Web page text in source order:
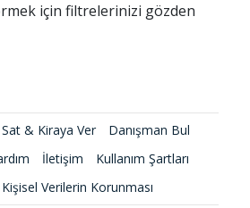
için filtrelerinizi gözden
Sat & Kiraya Ver
Danışman Bul
İletişim
Kullanım Şartları
Verilerin Korunması